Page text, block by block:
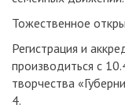
Тожественное
Регистрация и
производиться с
творчества
4.